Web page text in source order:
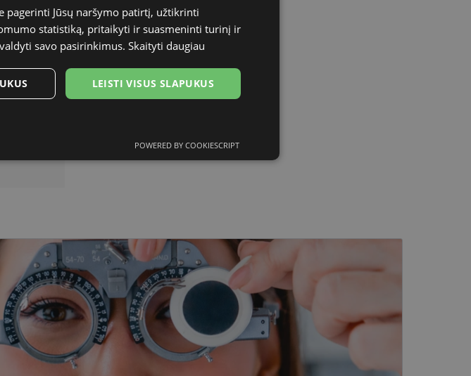
pagerinti Jūsų naršymo patirtį, užtikrinti
statistiką, pritaikyti ir suasmeninti turinį ir
savo pasirinkimus. Skaityti daugiau
LEISTI VISUS SLAPUKUS
Funkciniai slapukai
Rinkodaros slapukai Funkciniai slapukai
jo funkcijomis. Šie slapukai atpažįsta Jūsų įrenginį,
šių slapukų tinklalapis neveiks tinkamai. Šie slapukai
ilgiau kaip dvejus metus.
POWERED BY COOKIESCRIPT